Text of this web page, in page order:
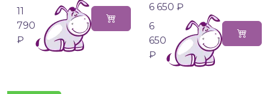
11
790
₽
6 650 ₽
6
650
₽